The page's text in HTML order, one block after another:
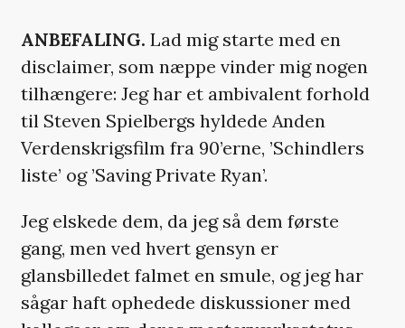
ANBEFALING. Lad mig starte med en
disclaimer, som næppe vinder mig nogen
tilhængere: Jeg har et ambivalent forhold
til Steven Spielbergs hyldede Anden
Verdenskrigsfilm fra 90’erne, ’Schindlers
liste’ og ’Saving Private Ryan’.
Jeg elskede dem, da jeg så dem første
gang, men ved hvert gensyn er
glansbilledet falmet en smule, og jeg har
sågar haft ophedede diskussioner med